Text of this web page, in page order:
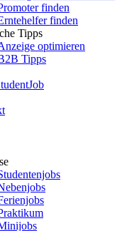
finden
finden
Tipps
optimieren
Tipps